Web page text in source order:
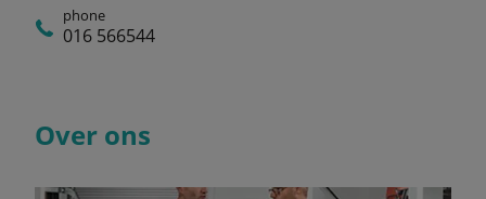
phone
016 566544
Over ons